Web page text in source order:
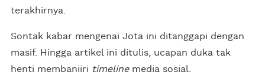
terakhirnya.
Sontak kabar mengenai Jota ini ditanggapi dengan
masif. Hingga artikel ini ditulis, ucapan duka tak
henti membanjiri timelinemedia sosial.